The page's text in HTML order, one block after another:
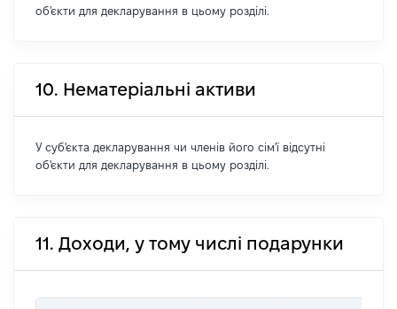
об'єкти для декларування в цьому розділі.
10. Нематеріальні активи
У суб'єкта декларування чи членів його сім'ї відсутні
об'єкти для декларування в цьому розділі.
11. Доходи, у тому числі подарунки